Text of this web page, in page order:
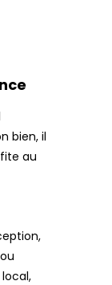
bien, il
au